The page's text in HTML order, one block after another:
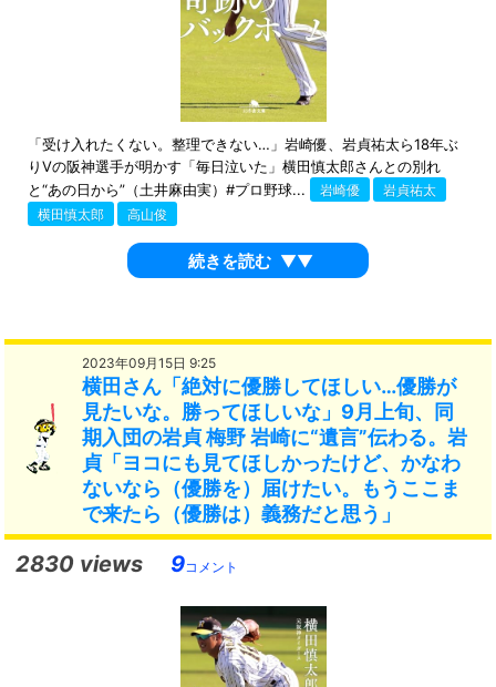
「受け入れたくない。整理できない…」岩崎優、岩貞祐太ら18年ぶ
りVの阪神選手が明かす「毎日泣いた」横田慎太郎さんとの別れ
と“あの日から”（土井麻由実）#プロ野球...
岩崎優
岩貞祐太
横田慎太郎
高山俊
続きを読む ▼▼
2023年09月15日 9:25
横田さん「絶対に優勝してほしい…優勝が
見たいな。勝ってほしいな」9月上旬、同
期入団の岩貞 梅野 岩崎に“遺言”伝わる。岩
貞「ヨコにも見てほしかったけど、かなわ
ないなら（優勝を）届けたい。もうここま
で来たら（優勝は）義務だと思う」
2830 views 9コメント